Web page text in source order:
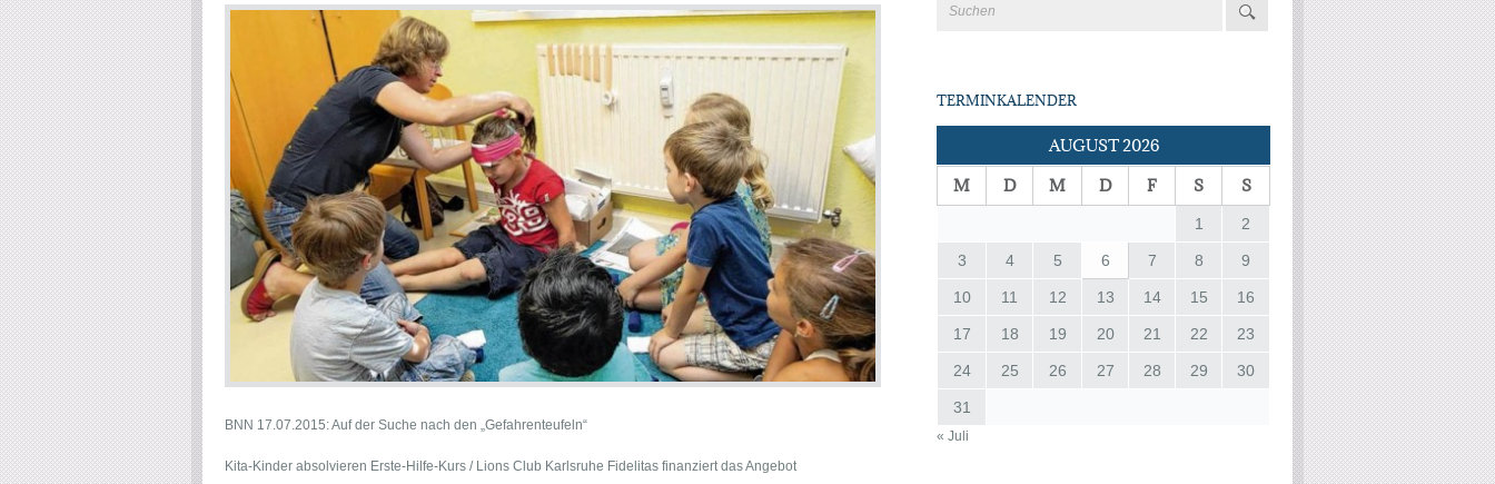
BNN 17.07.2015: Auf der Suche nach den „Gefahrenteufeln“
Kita-Kinder absolvieren Erste-Hilfe-Kurs / Lions Club Karlsruhe Fidelitas finanziert das Angebot
TERMINKALENDER
AUGUST 2026
M
D M D F S S
1 2
3 4 5 6 7 8 9
10 11 12 13 14 15 16
17 18 19 20 21 22 23
24 25 26 27 28 29 30
31
« Juli